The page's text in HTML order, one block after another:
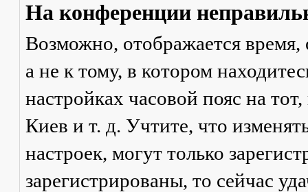
На конференции
Возможно, отображается время,
а не к тому, в котором
настройках часовой пояс на
Киев и т. д. Учтите, что
настроек, могут только
зарегистрированы, то сейчас